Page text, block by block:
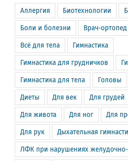
Аллергия Биотехнологии
Боли и болезни Врач-ортопед
Всё для тела Гимнастика
Гимнастика для грудничков
Гимнастика для тела Головы
Диеты Для век Для грудей
Для живота Для ног Для
Для рук Дыхательная
ЛФК при нарушениях желудочно-